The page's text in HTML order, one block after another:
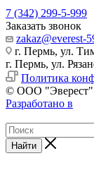
7 (342) 299-5-999
Заказать звонок
zakaz@everest-
г. Пермь, ул.
г. Пермь, ул.
Политика
© ООО "Эверест"
Разработано в
Найти